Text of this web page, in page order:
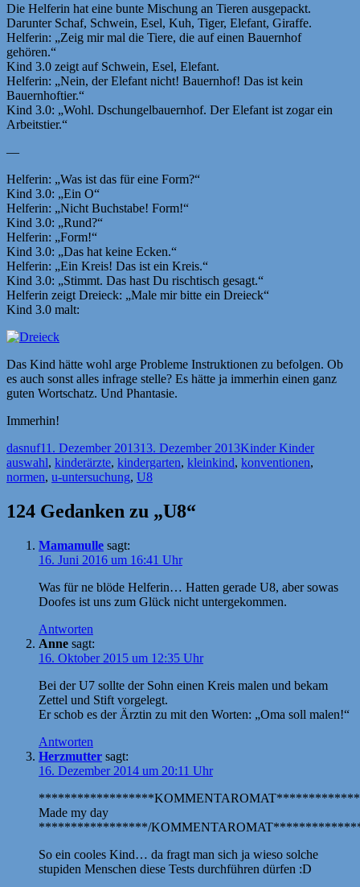
Die Helferin hat eine bunte Mischung an Tieren ausgepackt.
Darunter Schaf, Schwein, Esel, Kuh, Tiger, Elefant, Giraffe.
Helferin: „Zeig mir mal die Tiere, die auf einen Bauernhof
gehören.“
Kind 3.0 zeigt auf Schwein, Esel, Elefant.
Helferin: „Nein, der Elefant nicht! Bauernhof! Das ist kein
Bauernhoftier.“
Kind 3.0: „Wohl. Dschungelbauernhof. Der Elefant ist zogar ein
Arbeitstier.“
—
Helferin: „Was ist das für eine Form?“
Kind 3.0: „Ein O“
Helferin: „Nicht Buchstabe! Form!“
Kind 3.0: „Rund?“
Helferin: „Form!“
Kind 3.0: „Das hat keine Ecken.“
Helferin: „Ein Kreis! Das ist ein Kreis.“
Kind 3.0: „Stimmt. Das hast Du rischtisch gesagt.“
Helferin zeigt Dreieck: „Male mir bitte ein Dreieck“
Kind 3.0 malt:
Das Kind hätte wohl arge Probleme Instruktionen zu befolgen. Ob
es auch sonst alles infrage stelle? Es hätte ja immerhin einen ganz
guten Wortschatz. Und Phantasie.
Immerhin!
Autor
dasnufVeröffentlicht
am
11. Dezember 201313. Dezember 2013Kategorien
Kinder Kinder
auswahl, kinderärzte, kindergarten, kleinkind, konventionen,
normen, u-untersuchung, U8
124 Gedanken zu „U8“
Mamamulle sagt:
16. Juni 2016 um 16:41 Uhr
Was für ne blöde Helferin… Hatten gerade U8, aber sowas
Doofes ist uns zum Glück nicht untergekommen.
Antworten
Anne sagt:
16. Oktober 2015 um 12:35 Uhr
Bei der U7 sollte der Sohn einen Kreis malen und bekam
Zettel und Stift vorgelegt.
Er schob es der Ärztin zu mit den Worten: „Oma soll malen!“
Antworten
Herzmutter sagt:
16. Dezember 2014 um 20:11 Uhr
Made my day
*****************/
So ein cooles Kind… da fragt man sich ja wieso solche
stupiden Menschen diese Tests durchführen dürfen :D